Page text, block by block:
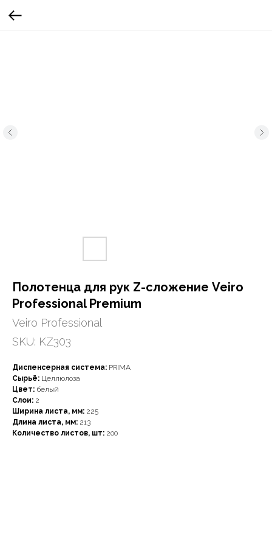
Полотенца для рук Z-сложение Veiro
Professional Premium
Veiro Professional
SKU: KZ303
Диспенсерная система: PRIMA
Сырьё: Целлюлоза
Цвет: белый
Слои: 2
Ширина листа, мм: 225
Длина листа, мм: 213
Количество листов, шт: 200